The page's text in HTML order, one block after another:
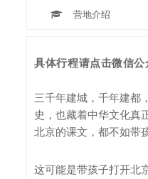
营地介绍
具体行程请点击微信公
三千年建城，千年建都
史，也藏着中华文化真
北京的课文，都不如带
这可能是带孩子打开北